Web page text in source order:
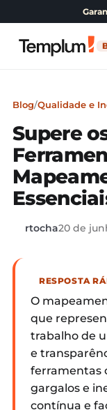
Blog/Qualidade e
Supere
rtocha20 de
RESPOSTA
O
que
trabalho de
e
ferramentas
gargalos e
contínua e